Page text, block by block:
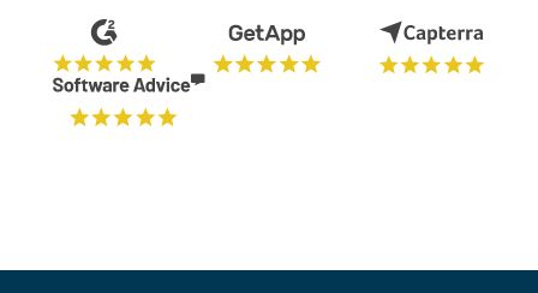
Keine Kreditkarte erforderlich, voller Zugriff auf